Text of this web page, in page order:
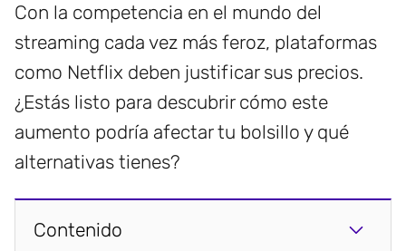
Con la competencia en el mundo del
streaming cada vez más feroz, plataformas
como Netflix deben justificar sus precios.
¿Estás listo para descubrir cómo este
aumento podría afectar tu bolsillo y qué
alternativas tienes?
Contenido